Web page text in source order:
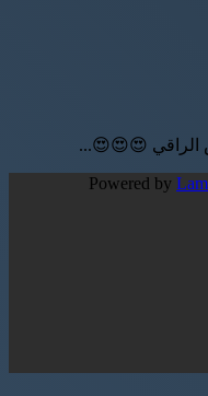
الراقي 😍😍😍...
Powered by